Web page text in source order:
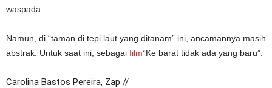
waspada.
Namun, di “taman di tepi laut yang ditanam” ini, ancamannya masih
abstrak. Untuk saat ini, sebagai film“Ke barat tidak ada yang baru”
Carolina Bastos Pereira, Zap //